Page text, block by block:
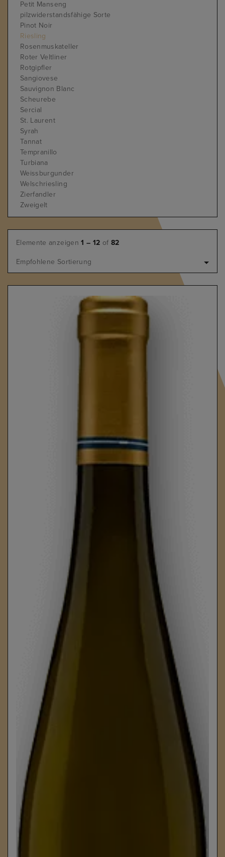
Petit Manseng
pilzwiderstandsfähige Sorte
Pinot Noir
Riesling
Rosenmuskateller
Roter Veltliner
Rotgipfler
Sangiovese
Sauvignon Blanc
Scheurebe
Sercial
St. Laurent
Syrah
Tannat
Tempranillo
Turbiana
Weissburgunder
Welschriesling
Zierfandler
Zweigelt
Elemente anzeigen1 – 12 of 82
Empfohlene Sortierung